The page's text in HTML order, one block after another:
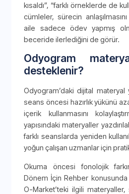
kısaldı”, “farklı örneklerde de
cümleler, sürecin
aile sadece ödev yapmış
beceride ilerlediğini de görür.
Odyogram
desteklenir?
Odyogram’daki dijital materyal
seans öncesi hazırlık yükünü
içerik kullanmasını
yapısındaki materyaller
farklı seanslarda yeniden
yoğun çalışan uzmanlar için
Okuma öncesi fonolojik
Dönem İçin Rehber konusunda
O-Market’teki ilgili materyaller,